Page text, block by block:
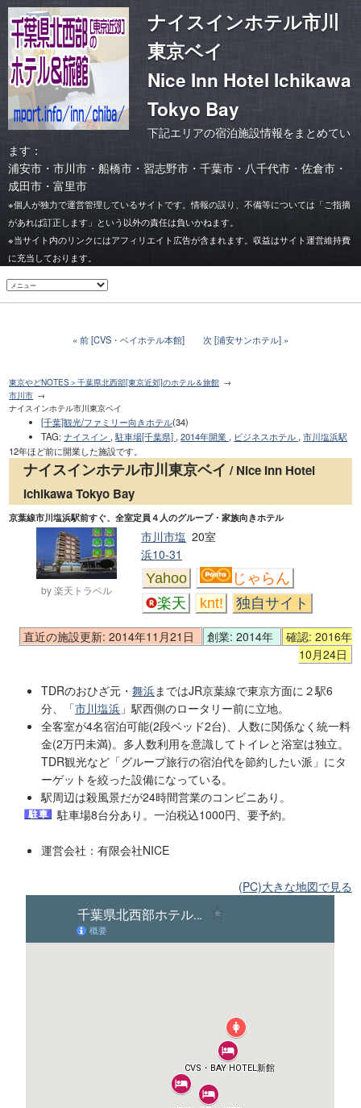
ナイスインホテル市川
東京ベイ
Nice Inn Hotel Ichikawa
Tokyo Bay
下記エリアの宿泊施設情報をまとめてい
ます：
浦安市 ・ 市川市 ・ 船橋市・習志野市 ・ 千葉市 ・ 八千代市・佐倉市 ・
成田市・富里市
※個人が独力で運営管理しているサイトです。情報の誤り、不備等については「ご指摘
があれば訂正します」という以外の責任は負いかねます。
※当サイト内のリンクにはアフィリエイト広告が含まれます。収益はサイト運営維持費
に充当しております。
前 [CVS・ベイホテル本館] 次 [浦安サンホテル]
東京やどNOTES＞千葉県北西部[東京近郊]のホテル＆旅館
市川市
ナイスインホテル市川東京ベイ
[千葉]観光/ファミリー向きホテル(34)
TAG:ナイスイン ,駐車場[千葉県] ,2014年開業 , ビジネスホテル ,市川塩浜駅
12年ほど前に開業した施設です。
ナイスインホテル市川東京ベイ / Nice Inn Hotel
Ichikawa Tokyo Bay
京葉線市川塩浜駅前すぐ、全室定員４人のグループ・家族向きホテル
by 楽天トラベル
20室
市川市塩
浜10-31
Yahoo
じゃらん
楽天
knt! 独自サイト
直近の施設更新: 2014年11月21日 創業: 2014年
確認: 2016年
10月24日
TDRのおひざ元・舞浜まではJR京葉線で東京方面に２駅6
分、「市川塩浜 」駅西側のロータリー前に立地。
全客室が4名宿泊可能(2段ベッド2台)、人数に関係なく統一料
金(2万円未満)。多人数利用を意識してトイレと浴室は独立。
TDR観光など「グループ旅行の宿泊代を節約したい派」にタ
ーゲットを絞った設備になっている。
駅周辺は殺風景だが24時間営業のコンビニあり。
駐車場8台分あり。一泊税込1000円、要予約。
運営会社：有限会社NICE
(PC)大きな地図で見る